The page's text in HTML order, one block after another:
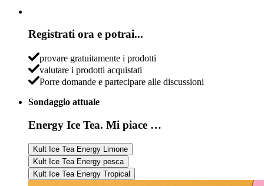
Registrati ora e potrai...
provare gratuitamente i prodotti
valutare i prodotti acquistati
Porre domande e partecipare alle discussioni
Sondaggio attuale
Energy Ice Tea. Mi piace …
Kult Ice Tea Energy Limone
Kult Ice Tea Energy pesca
Kult Ice Tea Energy Tropical